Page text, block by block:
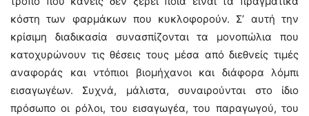
κόστη των φαρμάκων που κυκλοφορούν. Σ’ αυτή την
κρίσιμη διαδικασία συνασπίζονται τα μονοπώλια που
κατοχυρώνουν τις θέσεις τους μέσα από διεθνείς τιμές
αναφοράς και ντόπιοι βιομήχανοι και διάφορα λόμπι
εισαγωγέων. Συχνά, μάλιστα, συναιρούνται στο ίδιο
πρόσωπο οι ρόλοι, του εισαγωγέα, του παραγωγού, του